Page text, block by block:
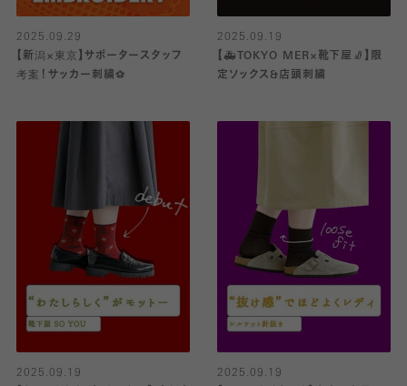
2025.09.29
【新潟×東京】サポータースタッフ
考案！サッカー刺繍⚽️
2025.09.19
【🚑TOKYO MER×靴下屋🧦】限
定ソックス&店頭刺繍
2025.09.19
2025.09.19